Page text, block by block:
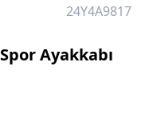
24Y4A9817
Ayakkabı